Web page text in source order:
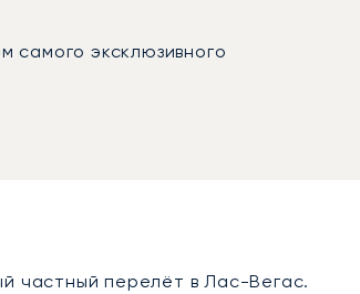
самого эксклюзивного
частный перелёт в Лас-Вегас.